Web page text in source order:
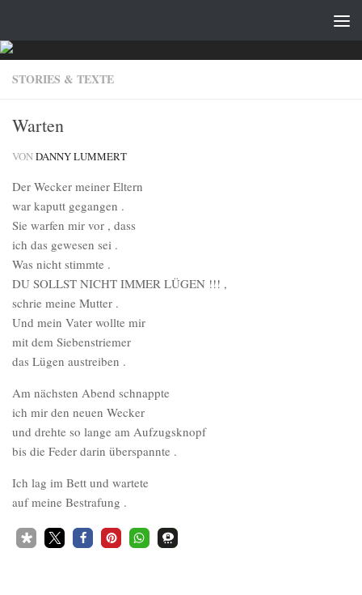
STORIES & TEXTE
Warten
VONDANNY LUMMERT
Der Wecker meiner Eltern
war kaputt gegangen .
Sie warfen mir vor , dass
ich das gewesen sei .
Was nicht stimmte .
DU SOLLST NICHT IMMER LÜGEN !!! ,
schrie meine Mutter .
Und mein Vater wollte mir
mit dem Siebenstriemer
das Lügen austreiben .
Am nächsten Abend schnappte
ich mir den neuen Wecker
und drehte so lange am Aufzugsknopf
bis die Feder darin überspannte .
Ich lag im Bett und wartete
auf meine Bestrafung .